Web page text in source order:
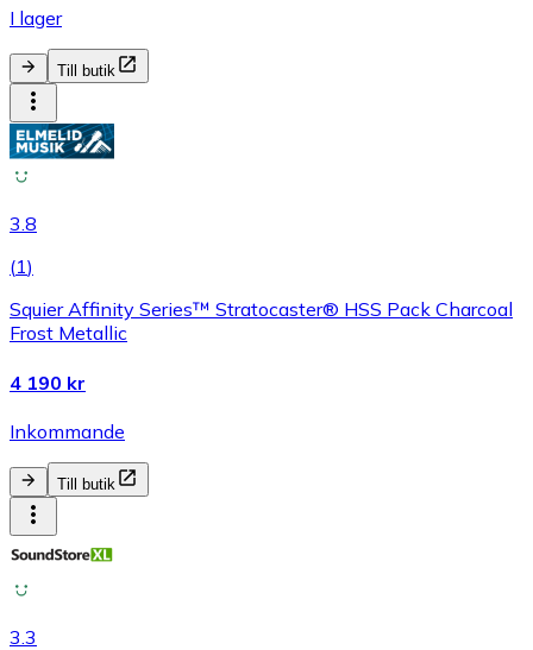
I lager
Till butik
3.8
(1)
Squier Affinity Series™ Stratocaster® HSS Pack Charcoal
Frost Metallic
4 190 kr
Inkommande
Till butik
3.3